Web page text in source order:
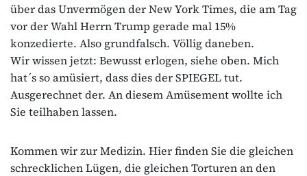
über das Unvermögen der New York Times, die am Tag
vor der Wahl Herrn Trump gerade mal 15%
konzedierte. Also grundfalsch. Völlig daneben.
Wir wissen jetzt: Bewusst erlogen, siehe oben. Mich
hat´s so amüsiert, dass dies der SPIEGEL tut.
Ausgerechnet der. An diesem Amüsement wollte ich
Sie teilhaben lassen.
Kommen wir zur Medizin. Hier finden Sie die gleichen
schrecklichen Lügen, die gleichen Torturen an den